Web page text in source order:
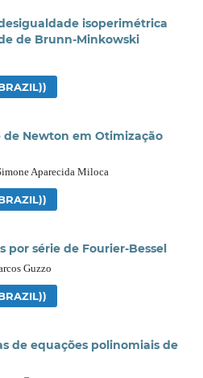
isoperimétrica
de Brunn-Minkowski
de Newton em Otimização
Aparecida Miloca
por série de Fourier-Bessel
Guzzo
de equações polinomiais de